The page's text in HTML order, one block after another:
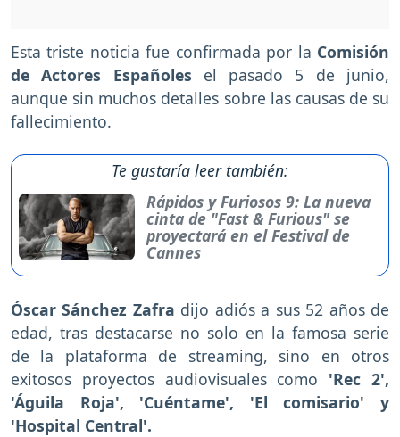
Esta triste noticia fue confirmada por la Comisión
de Actores Españoles el pasado 5 de junio,
aunque sin muchos detalles sobre las causas de su
fallecimiento.
Te gustaría leer también:
Rápidos y Furiosos 9: La nueva
cinta de "Fast & Furious" se
proyectará en el Festival de
Cannes
Óscar Sánchez Zafra dijo adiós a sus 52 años de
edad, tras destacarse no solo en la famosa serie
de la plataforma de streaming, sino en otros
exitosos proyectos audiovisuales como 'Rec 2',
'Águila Roja', 'Cuéntame', 'El comisario' y
'Hospital Central'.